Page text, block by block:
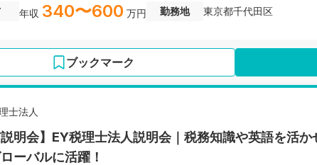
年収 340〜600 万円 勤務地 東京都千代田区
ブックマーク
士法人
説明会】EY税理士法人説明会｜税務知識や英語を活
ーバルに活躍！